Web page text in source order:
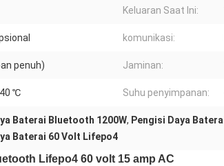
Keluaran Saat Ini:
komunikasi:
penuh) Jaminan:
℃ Suhu penyimpanan:
Baterai Bluetooth 1200W, Pengisi Daya
Baterai 60 Volt Lifepo4
Lifepo4 60 volt 15 amp AC